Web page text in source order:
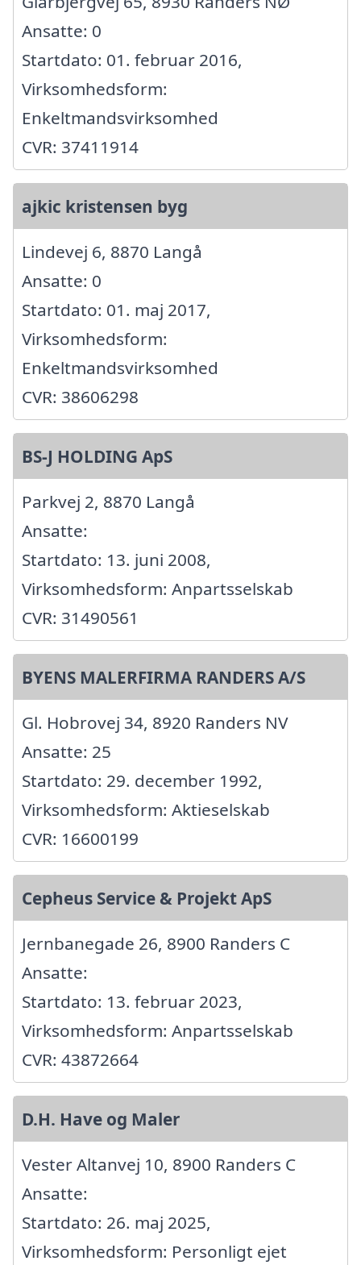
Ansatte: 0
Startdato: 01. februar 2016,
Virksomhedsform:
Enkeltmandsvirksomhed
CVR: 37411914
ajkic kristensen byg
Lindevej 6, 8870 Langå
Ansatte: 0
Startdato: 01. maj 2017,
Virksomhedsform:
Enkeltmandsvirksomhed
CVR: 38606298
BS-J HOLDING ApS
Parkvej 2, 8870 Langå
Ansatte:
Startdato: 13. juni 2008,
Virksomhedsform: Anpartsselskab
CVR: 31490561
BYENS MALERFIRMA RANDERS A/S
Gl. Hobrovej 34, 8920 Randers NV
Ansatte: 25
Startdato: 29. december 1992,
Virksomhedsform: Aktieselskab
CVR: 16600199
Cepheus Service & Projekt ApS
Jernbanegade 26, 8900 Randers C
Ansatte:
Startdato: 13. februar 2023,
Virksomhedsform: Anpartsselskab
CVR: 43872664
D.H. Have og Maler
Vester Altanvej 10, 8900 Randers C
Ansatte:
Startdato: 26. maj 2025,
Virksomhedsform: Personligt ejet